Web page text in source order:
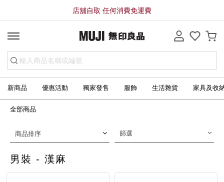
店舖自取 任何消費免運費
新商品 優惠活動 獨家發售 服飾 生活雜貨 家具及收
全部商品
男裝 - 漢麻
商品排序 篩選